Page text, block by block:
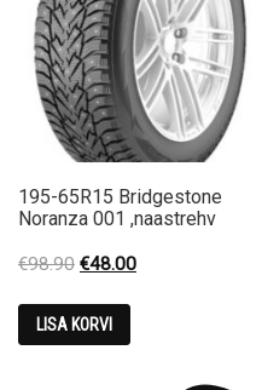
195-65R15 Bridgestone
Noranza 001 ,naastrehv
€98.90 Original
was:
€98.90.
€48.00Current
LISA KORVI